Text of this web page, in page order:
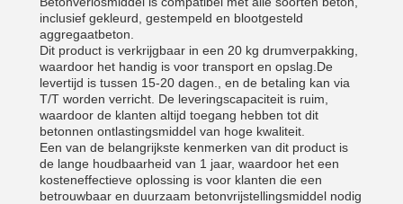
inclusief gekleurd, gestempeld en blootgesteld
aggregaatbeton.
Dit product is verkrijgbaar in een 20 kg drumverpakking,
waardoor het handig is voor transport en opslag.De
levertijd is tussen 15-20 dagen., en de betaling kan via
T/T worden verricht. De leveringscapaciteit is ruim,
waardoor de klanten altijd toegang hebben tot dit
betonnen ontlastingsmiddel van hoge kwaliteit.
Een van de belangrijkste kenmerken van dit product is
de lange houdbaarheid van 1 jaar, waardoor het een
kosteneffectieve oplossing is voor klanten die een
betrouwbaar en duurzaam betonvrijstellingsmiddel nodig